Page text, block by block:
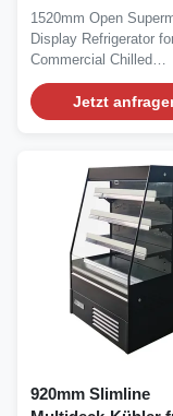
Kühlwaren im
Supermarkt
1520mm Open
Display Refrigerator
Commercial Chilled
Merchandising The
is...
Jetzt
920mm Slimline